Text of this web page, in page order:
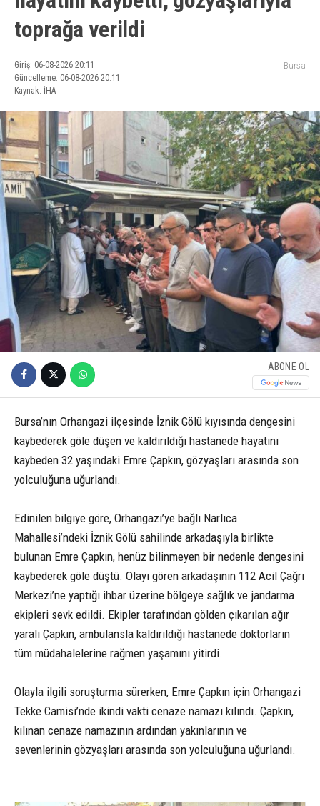
toprağa verildi
Giriş: 06-08-2026 20:11
Güncelleme: 06-08-2026 20:11
Kaynak: İHA
Bursa
ABONE OL
Bursa’nın Orhangazi ilçesinde İznik Gölü kıyısında dengesini
kaybederek göle düşen ve kaldırıldığı hastanede hayatını
kaybeden 32 yaşındaki Emre Çapkın, gözyaşları arasında son
yolculuğuna uğurlandı.
Edinilen bilgiye göre, Orhangazi’ye bağlı Narlıca
Mahallesi’ndeki İznik Gölü sahilinde arkadaşıyla birlikte
bulunan Emre Çapkın, henüz bilinmeyen bir nedenle dengesini
kaybederek göle düştü. Olayı gören arkadaşının 112 Acil Çağrı
Merkezi’ne yaptığı ihbar üzerine bölgeye sağlık ve jandarma
ekipleri sevk edildi. Ekipler tarafından gölden çıkarılan ağır
yaralı Çapkın, ambulansla kaldırıldığı hastanede doktorların
tüm müdahalelerine rağmen yaşamını yitirdi.
Olayla ilgili soruşturma sürerken, Emre Çapkın için Orhangazi
Tekke Camisi’nde ikindi vakti cenaze namazı kılındı. Çapkın,
kılınan cenaze namazının ardından yakınlarının ve
sevenlerinin gözyaşları arasında son yolculuğuna uğurlandı.